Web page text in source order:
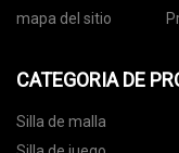
mapa del sitio
CATEGORIA DE
Silla de malla